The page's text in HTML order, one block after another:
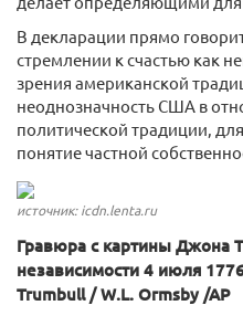
В декларации прямо
стремлении к счастью как
зрения американской
неоднозначность США в
политической традиции,
понятие частной
источник: icdn.lenta.ru
Гравюра с картины Джона
независимости 4 июля
Trumbull / W.L. Ormsby /AP